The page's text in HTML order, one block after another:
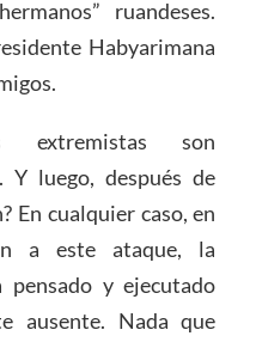
ruandeses.
Habyarimana
extremistas son
Y luego, después de
En cualquier caso, en
a este ataque, la
y ejecutado
ausente. Nada que